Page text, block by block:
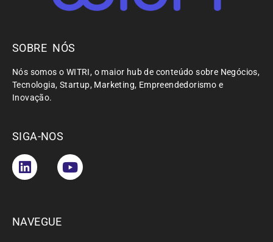
SOBRE NÓS
Nós somos o WITRI, o maior hub de conteúdo sobre Negócios,
Tecnologia, Startup, Marketing, Empreendedorismo e
Inovação.
SIGA-NOS
NAVEGUE